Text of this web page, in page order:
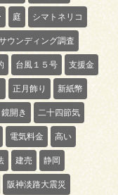
庭 シマトネリコ
ウンディング調査
台風１５号 支援金
正月飾り 新紙幣
鏡開き 二十四節気
電気料金 高い
建売 静岡
阪神淡路大震災